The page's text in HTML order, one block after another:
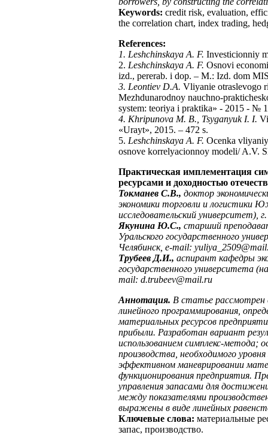
Keywords: credit risk, evaluation,
the correlation chart, index trading,
References:
1. Leshchinskaya A. F. Investicionniy
2. Leshchinskaya A. F. Osnovi
izd., pererab. i dop. – M.: Izd. dom
3. Leontiev D.A. Vliyanie otraslevogo
Mezhdunarodnoy nauchno-
system: teoriya i praktika» - 2015 - №
4. Khripunova M. B., Tsyganyuk I. I.
«Urayt», 2015. – 472 s.
5. Leshchinskaya A. F. Ocenka
osnove korrelyacionnoy modeli/ A.V.
Практическая имплементация
ресурсами и доходностью
Токманев С.В., доктор
экономики торговли и логистики
исследовательский университет), г
Якунина Ю.С., старший
Уральского государственного
Челябинск, e-mail: yuliya _2509@mail
Трубеев Д.И., аспирант кафедры
государственного университета
mail: d.trubeev@mail.ru
Аннотация. В статье рассмотрен
линейного программирования,
материальных ресурсов
прибыли. Разработан вариант
использованием симплекс-метода;
производства, необходимого
эффективном маневрировании
функционирования предприятия.
управления запасами для
между показателями
выражены в виде линейных
Ключевые слова: материальные
запас, производство.